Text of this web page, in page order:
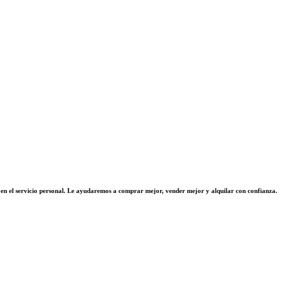
el servicio personal. Le ayudaremos a comprar mejor, vender mejor y alquilar con confianza.